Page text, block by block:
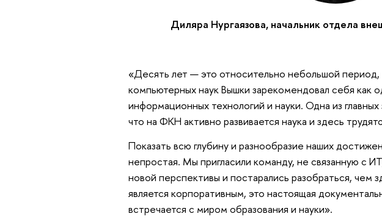
Диляра Нургаязова, начальник отдела
«Десять лет — это относительно небольшой период,
компьютерных наук Вышки зарекомендовал себя как
информационных технологий и науки. Одна из
что на ФКН активно развивается наука и здесь
Показать всю глубину и разнообразие наших
непростая. Мы пригласили команду, не связанную с
новой перспективы и постарались разобраться, чем
является корпоративным, это настоящая
встречается с миром образования и науки».